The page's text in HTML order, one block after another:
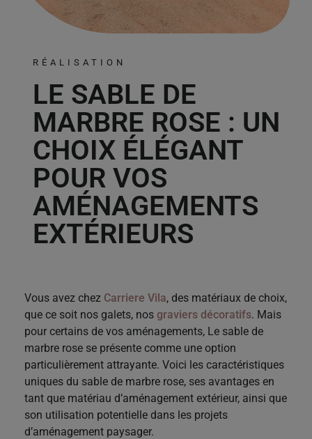
RÉALISATION
LE SABLE DE
MARBRE ROSE : UN
CHOIX ÉLÉGANT
POUR VOS
AMÉNAGEMENTS
EXTÉRIEURS
Vous avez chez Carriere Vila, des matériaux de choix,
que ce soit nos galets, nos graviers décoratifs. Mais
pour certains de vos aménagements, Le sable de
marbre rose se présente comme une option
particulièrement attrayante. Voici les caractéristiques
uniques du sable de marbre rose, ses avantages en
tant que matériau d’aménagement extérieur, ainsi que
son utilisation potentielle dans les projets
d’aménagement paysager.